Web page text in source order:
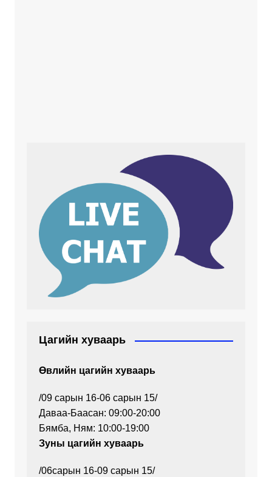
Цагийн хуваарь
Өвлийн цагийн хуваарь
/09 сарын 16-06 сарын 15/
Даваа-Баасан: 09:00-20:00
Бямба, Ням: 10:00-19:00
Зуны цагийн хуваарь
/06сарын 16-09 сарын 15/